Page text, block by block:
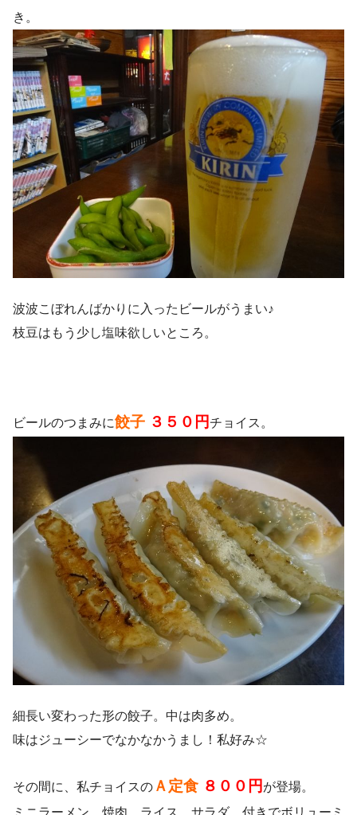
き。
波波こぼれんばかりに入ったビールがうまい♪
枝豆はもう少し塩味欲しいところ。
ビールのつまみに餃子 ３５０円チョイス。
細長い変わった形の餃子。中は肉多め。
味はジューシーでなかなかうまし！私好み☆
その間に、私チョイスの Ａ定食 ８００円 が登場。
ミニラーメン、焼肉、ライス、サラダ、付きでボリューミ